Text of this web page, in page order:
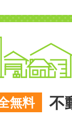
無料 不